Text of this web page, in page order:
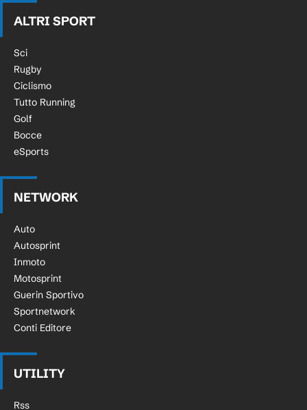
ALTRI SPORT
Sci
Rugby
Ciclismo
Tutto Running
Golf
Bocce
eSports
NETWORK
Auto
Autosprint
Inmoto
Motosprint
Guerin Sportivo
Sportnetwork
Conti Editore
UTILITY
Rss